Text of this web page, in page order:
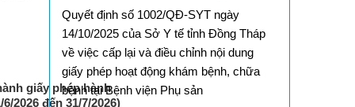
giấy phép hành
2026 đến 31/7/2026)
Quyết định số 1002/QĐ-SYT ngày
14/10/2025 của Sở Y tế tỉnh Đồng Tháp
về việc cấp lại và điều chỉnh nội dung
giấy phép hoạt động khám bệnh, chữa
bệnh tại Bệnh viện Phụ sản